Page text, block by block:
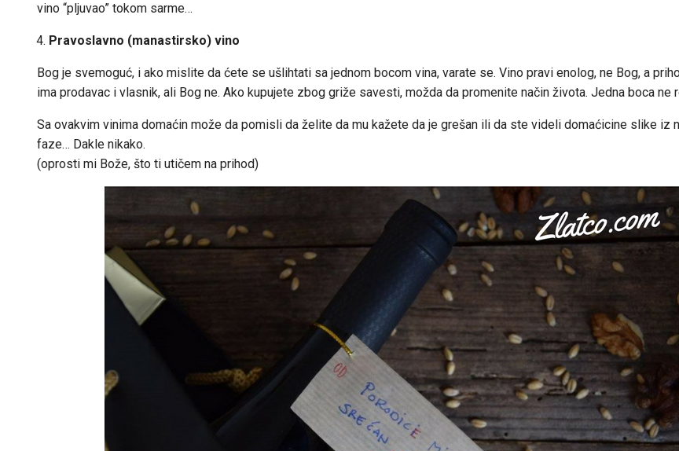
vino “pljuvao” tokom sarme…
Pravoslavno (manastirsko) vino
Bog je svemoguć, i ako mislite da ćete se ušlihtati sa jednom bocom vina, varate se. Vino pravi enolog, ne Bog, a
ima prodavac i vlasnik, ali Bog ne. Ako kupujete zbog griže savesti, možda da promenite način života. Jedna boca ne
Sa ovakvim vinima domaćin može da pomisli da želite da mu kažete da je grešan ili da ste videli domaćicine slike iz
faze… Dakle nikako.
(oprosti mi Bože, što ti utičem na prihod)